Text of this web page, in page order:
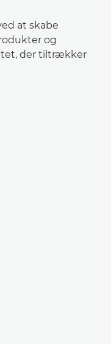
at skabe
og
der tiltrækker